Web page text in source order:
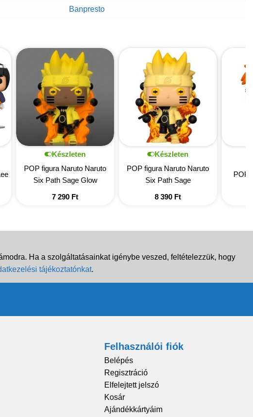
Banpresto
Készleten
POP figura Naruto Naruto
Six Path Sage Glow
7 290 Ft
Készleten
POP figura Naruto Naruto
Six Path Sage
8 390 Ft
POP
Ha a szolgáltatásainkat igénybe veszed, feltételezzük, hogy
tájékoztatónkat.
Felhasználói fiók
Belépés
Regisztráció
Elfelejtett jelszó
Kosár
Ajándékkártyáim